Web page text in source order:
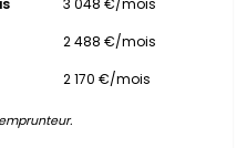
3 048 €/mois
2 488 €/mois
2 170 €/mois